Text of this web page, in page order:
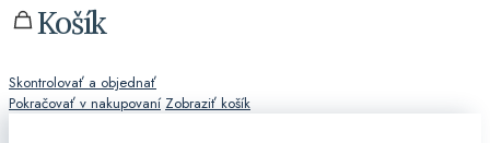
Košík
Skontrolovať a objednať
Pokračovať v nakupovaní Zobraziť košík